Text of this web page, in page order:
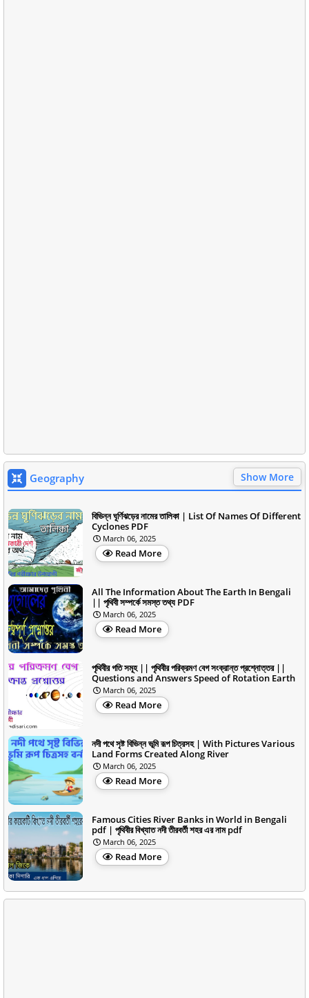
Geography Show More
বিভিন্ন ঘূর্ণিঝড়ের নামের তালিকা | List Of Names Of Different
Cyclones PDF
March 06, 2025
Read More
All The Information About The Earth In Bengali
|| পৃথিবী সম্পর্কে সমস্ত তথ্য PDF
March 06, 2025
Read More
পৃথিবীর গতি সমূহ || পৃথিবীর পরিক্রমণ বেগ সংক্রান্ত প্রশ্নোত্তর ||
Questions and Answers Speed of Rotation Earth
March 06, 2025
Read More
নদী পথে সৃষ্ট বিভিন্ন ভূমি রূপ চিত্রসহ | With Pictures Various
Land Forms Created Along River
March 06, 2025
Read More
Famous Cities River Banks in World in Bengali
pdf | পৃথিবীর বিখ্যাত নদী তীরবর্তী শহর এর নাম pdf
March 06, 2025
Read More